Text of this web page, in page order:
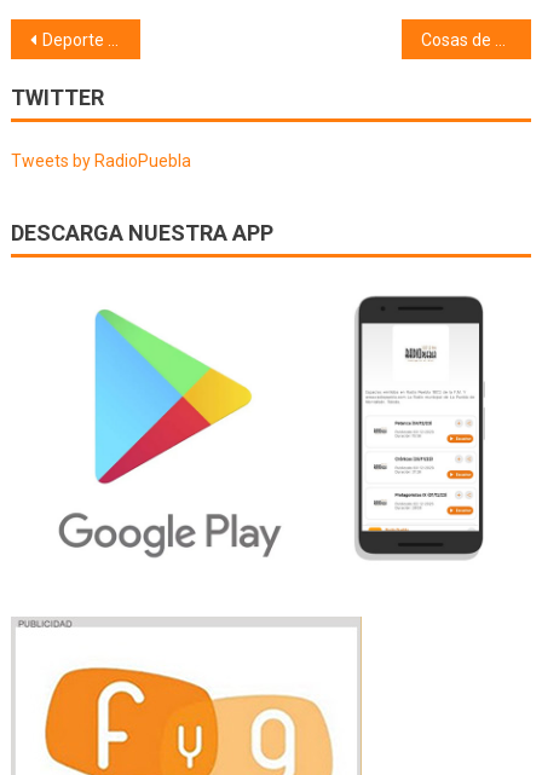
Navegación
de
entradas
Deporte (19/02/24)
TWITTER
Tweets by RadioPuebla
DESCARGA NUESTRA APP